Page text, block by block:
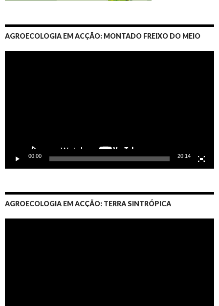
AGROECOLOGIA EM ACÇÃO: MONTADO FREIXO DO MEIO
00:00 20:14
AGROECOLOGIA EM ACÇÃO: TERRA SINTRÓPICA